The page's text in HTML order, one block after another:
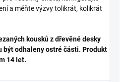
a měňte výzvy tolikrát, kolikrát
kousků z dřevěné desky
být odhaleny ostré části. Produkt
14 let.